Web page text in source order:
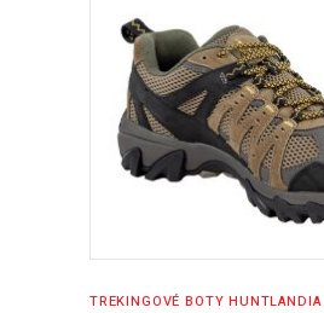
PŘIDAT DO KOŠÍKU
TREKINGOVÉ BOTY HUNTLANDIA